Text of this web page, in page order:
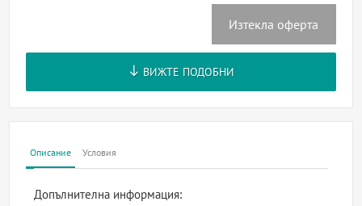
Изтекла оферта
ВИЖТЕ ПОДОБНИ
Описание Условия
Допълнителна информация: